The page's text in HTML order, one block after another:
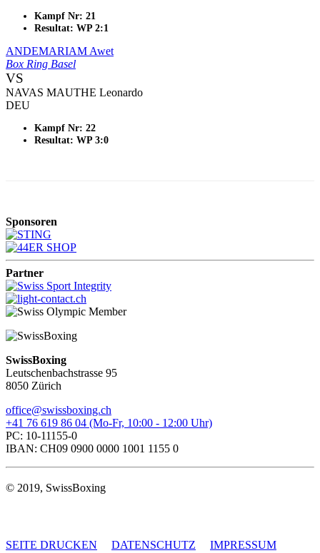
Kampf Nr: 21
Resultat: WP 2:1
ANDEMARIAM Awet
Box Ring Basel
VS
NAVAS MAUTHE Leonardo
DEU
Kampf Nr: 22
Resultat: WP 3:0
Sponsoren
Partner
SwissBoxing
Leutschenbachstrasse 95
8050 Zürich
office@swissboxing.ch
+41 76 619 86 04 (Mo-Fr, 10:00 - 12:00 Uhr)
PC: 10-11155-0
IBAN: CH09 0900 0000 1001 1155 0
© 2019, SwissBoxing
SEITE DRUCKEN DATENSCHUTZ IMPRESSUM